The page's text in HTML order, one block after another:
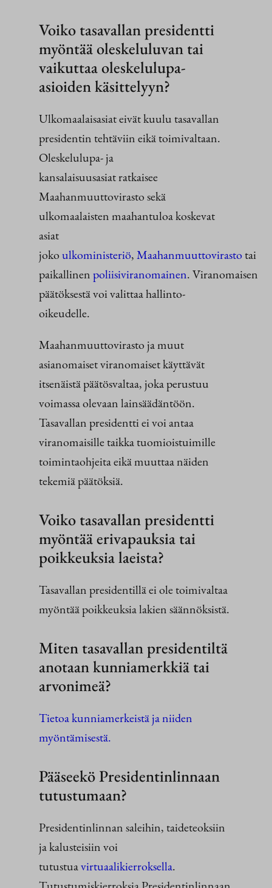
Voiko tasavallan presidentti
myöntää oleskeluluvan tai
vaikuttaa oleskelulupa-
asioiden käsittelyyn?
Ulkomaalaisasiat eivät kuulu tasavallan
presidentin tehtäviin eikä toimivaltaan.
Oleskelulupa- ja
kansalaisuusasiat ratkaisee
Maahanmuuttovirasto sekä
ulkomaalaisten maahantuloa koskevat
asiat
jokoulkoministeriö,Maahanmuuttovirastotai
paikallinenpoliisiviranomainen. Viranomaisen
päätöksestä voi valittaa hallinto-
oikeudelle.
Maahanmuuttovirasto ja muut
asianomaiset viranomaiset käyttävät
itsenäistä päätösvaltaa, joka perustuu
voimassa olevaan lainsäädäntöön.
Tasavallan presidentti ei voi antaa
viranomaisille taikka tuomioistuimille
toimintaohjeita eikä muuttaa näiden
tekemiä päätöksiä.
Voiko tasavallan presidentti
myöntää erivapauksia tai
poikkeuksia laeista?
Tasavallan presidentillä ei ole toimivaltaa
myöntää poikkeuksia lakien säännöksistä.
Miten tasavallan presidentiltä
anotaan kunniamerkkiä tai
arvonimeä?
Tietoa kunniamerkeistä ja niiden
myöntämisestä.
Pääseekö Presidentinlinnaan
tutustumaan?
Presidentinlinnan saleihin, taideteoksiin
ja kalusteisiin voi
tutustuavirtuaalikierroksella.